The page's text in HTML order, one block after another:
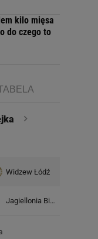
kilo mięsa
do czego to
Widzew Łódź
Jagiellonia Białystok